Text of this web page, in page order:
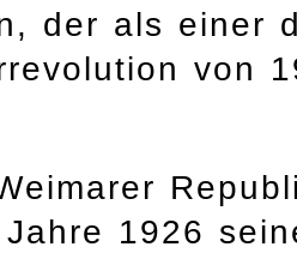
der als einer
von
1926